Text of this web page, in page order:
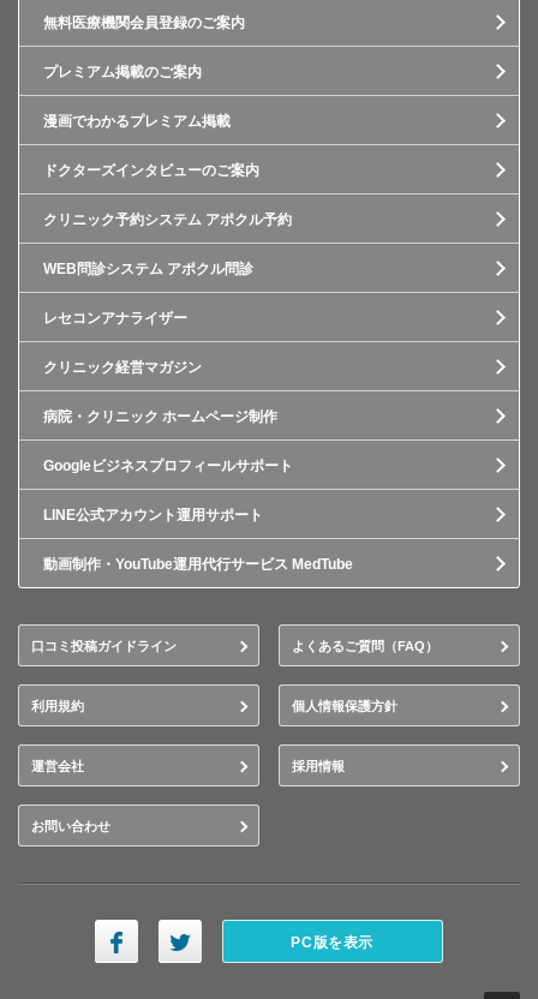
無料医療機関会員登録のご案内
プレミアム掲載のご案内
漫画でわかるプレミアム掲載
ドクターズインタビューのご案内
クリニック予約システム アポクル予約
WEB問診システム アポクル問診
レセコンアナライザー
クリニック経営マガジン
病院・クリニック ホームページ制作
Googleビジネスプロフィールサポート
LINE公式アカウント運用サポート
動画制作・YouTube運用代行サービス MedTube
口コミ投稿ガイドライン よくあるご質問（FAQ）
利用規約 個人情報保護方針
運営会社 採用情報
お問い合わせ
PC版を表示